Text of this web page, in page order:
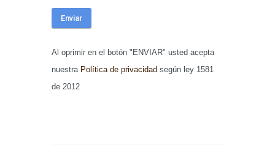
Al oprimir en el botón "ENVIAR" usted acepta
nuestra Política de privacidad según ley 1581
de 2012